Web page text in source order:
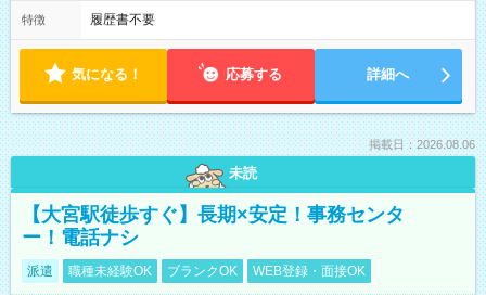
特徴 履歴書不要
気になる！ 応募する 詳細へ
掲載日：2026.08.06
未読
【大宮駅徒歩すぐ】長期×安定！事務センタ
ー！電話ナシ
派遣 職種未経験OK ブランクOK WEB登録・面接OK